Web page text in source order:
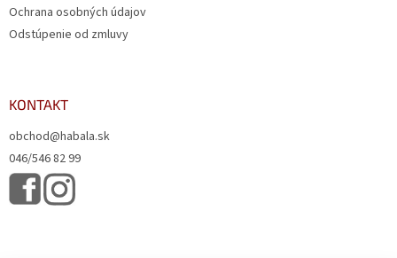
Ochrana osobných údajov
Odstúpenie od zmluvy
KONTAKT
obchod@habala.sk
046/546 82 99